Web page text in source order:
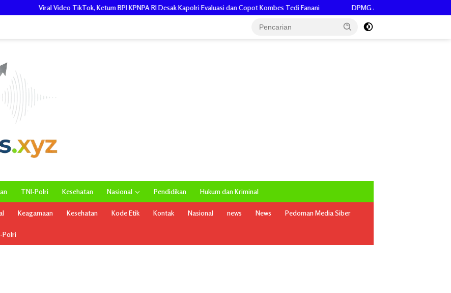
TikTok, Ketum BPI KPNPA RI Desak Kapolri Evaluasi dan Copot Kombes Tedi Fanani DPMG Aceh Catat Realisasi Penyaluran Dana Desa
TNI-Polri Kesehatan Nasional Pendidikan Hukum dan Kriminal
Keagamaan Kesehatan Kode Etik Kontak Nasional news News Pedoman Media Siber
Polri